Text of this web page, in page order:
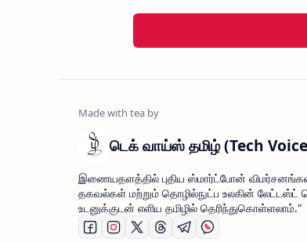
டெக் வாய்ஸ் தமிழ் (Tech
இணையதளத்தில் புதிய ஸ்மார்ட்போன்
தகவல்கள் மற்றும் தொழில்நுட்ப உலகின் லேட்டஸ்ட்
உடனுக்குடன் எளிய தமிழில் தெரிந்துகொள்ளலாம்."